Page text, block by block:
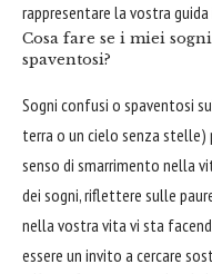
rappresentare la vostra
Cosa fare se i miei
spaventosi?
Sogni confusi o spaventosi
terra o un cielo senza stelle)
senso di smarrimento nella
dei sogni, riflettere sulle
nella vostra vita vi sta
essere un invito a cercare